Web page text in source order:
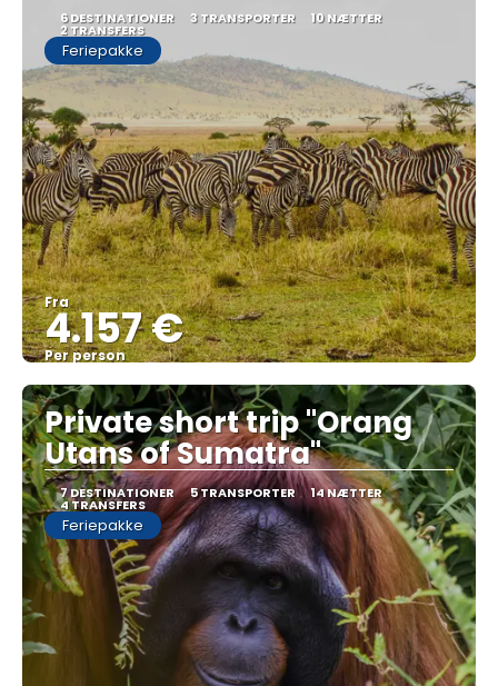
6 DESTINATIONER 3 TRANSPORTER 10 NÆTTER
2 TRANSFERS
Feriepakke
Fra
4.157 €
Per person
Se
Private short trip "Orang
Utans of Sumatra"
7 DESTINATIONER 5 TRANSPORTER 14 NÆTTER
4 TRANSFERS
Feriepakke